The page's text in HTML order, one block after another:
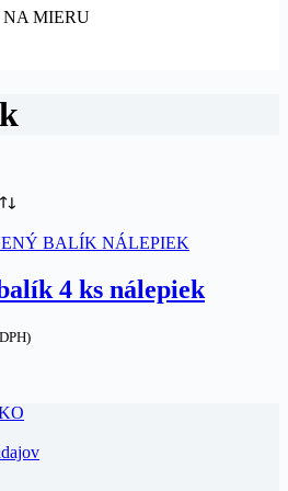
MIERU
4 ks nálepiek